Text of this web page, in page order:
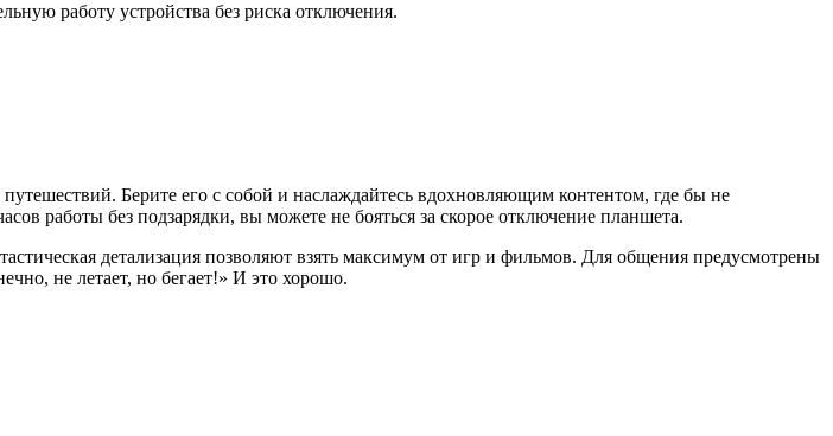
работу устройства без риска отключения.
Берите его с собой и наслаждайтесь вдохновляющим контентом, где бы не
работы без подзарядки, вы можете не бояться за скорое отключение планшета.
детализация позволяют взять максимум от игр и фильмов. Для общения предусмотрены
не летает, но бегает!» И это хорошо.